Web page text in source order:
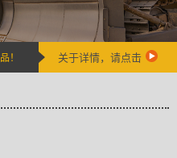
！ 关于详情，请点击